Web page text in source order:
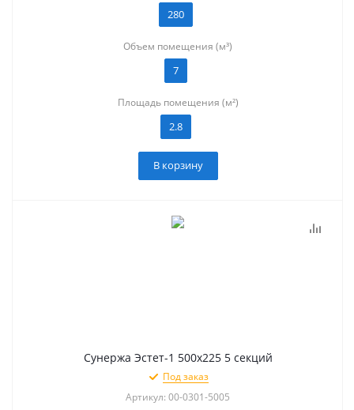
280
Объем помещения (м³)
7
Площадь помещения (м²)
2.8
В корзину
Сунержа Эстет-1 500х225 5 секций
Под заказ
Артикул: 00-0301-5005